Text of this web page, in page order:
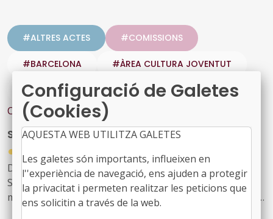
#ALTRES ACTES #COMISSIONS
#BARCELONA #ÀREA CULTURA JOVENTUT
#ÀREA EUROPA
Contingut relacionat
Setmana Europea de la Mobilitat
●
29/07/2026
Del 16 al 22 de setembre se celebra a Catalunya la
Setmana Europa de la Mobilitat que promou hàbits de
mobilitat més sostenibles, segurs i saludables com són
Configuració de Galetes
(Cookies)
AQUESTA WEB UTILITZA GALETES
Les galetes són importants, influeixen en
l''experiència de navegació, ens ajuden a protegir
la privacitat i permeten realitzar les peticions que
ens solicitin a través de la web.